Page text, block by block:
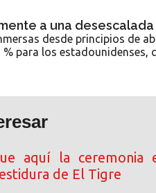
a una
desde principios de
para los estadounidenses,
aquí la ceremonia
de El Tigre